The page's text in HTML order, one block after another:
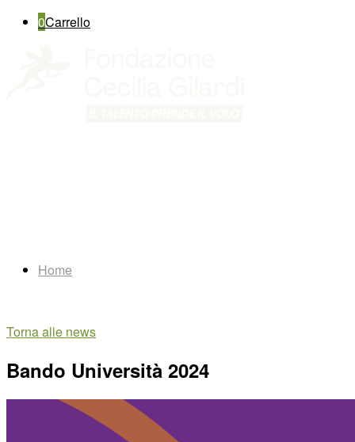
0Carrello
Home
Cosa facciamo noi
Torna alle news
Bando Università 2024